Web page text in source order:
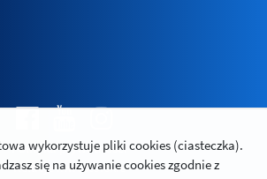
Polityka prywatności
Relacje inwestorskie
wykorzystuje pliki cookies (ciasteczka).
się na używanie cookies zgodnie z